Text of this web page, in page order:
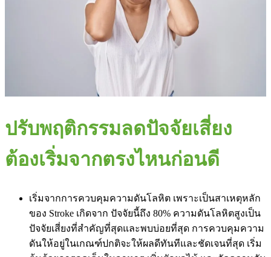
ปรับพฤติกรรมลดปัจจัยเสี่ยง
ต้องเริ่มจากตรงไหนก่อนดี
เริ่มจากการควบคุมความดันโลหิต เพราะเป็นสาเหตุหลัก
ของ Stroke เกิดจาก ปัจจัยนี้ถึง 80% ความดันโลหิตสูงเป็น
ปัจจัยเสี่ยงที่สำคัญที่สุดและพบบ่อยที่สุด การควบคุมความ
ดันให้อยู่ในเกณฑ์ปกติจะให้ผลดีทันทีและชัดเจนที่สุด เริ่ม